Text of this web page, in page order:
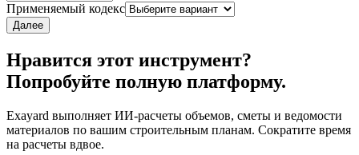
Применяемый кодекс
Далее
Нравится этот инструмент?
Попробуйте полную платформу.
Exayard выполняет ИИ-расчеты объемов, сметы и ведомости
материалов по вашим строительным планам. Сократите время
на расчеты вдвое.